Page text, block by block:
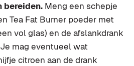
bereiden. Meng een schepje
Tea Fat Burner poeder met
vol glas) en de afslankdrank
mag eventueel wat
citroen aan de drank